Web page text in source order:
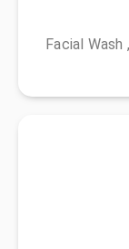
Facial Wash